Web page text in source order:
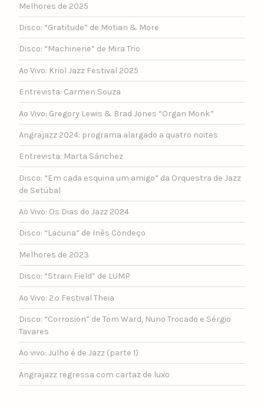
Melhores de 2025
Disco: “Gratitude” de Motian & More
Disco: “Machinerie” de Mira Trio
Ao Vivo: Kriol Jazz Festival 2025
Entrevista: Carmen Souza
Ao Vivo: Gregory Lewis & Brad Jones “Organ Monk”
Angrajazz 2024: programa alargado a quatro noites
Entrevista: Marta Sánchez
Disco: “Em cada esquina um amigo” da Orquestra de Jazz
de Setúbal
Ao Vivo: Os Dias do Jazz 2024
Disco: “Lacuna” de Inês Condeço
Melhores de 2023
Disco: “Strain Field” de LUMP
Ao Vivo: 2.º Festival Theia
Disco: “Corrosion” de Tom Ward, Nuno Trocado e Sérgio
Tavares
Ao vivo: Julho é de Jazz (parte 1)
Angrajazz regressa com cartaz de luxo